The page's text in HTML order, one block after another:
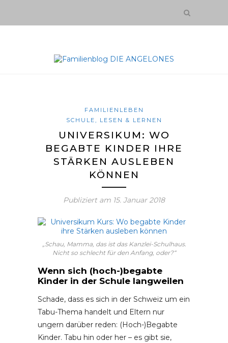
FAMILIENLEBEN
SCHULE, LESEN & LERNEN
UNIVERSIKUM: WO
BEGABTE KINDER IHRE
STÄRKEN AUSLEBEN
KÖNNEN
Publiziert am 15. Januar 2018
„Schau, Mamma, das ist das Kanzlei-Schulhaus.
Nicht so schlecht für den Anfang, oder?“
Wenn sich (hoch-)begabte
Kinder in der Schule langweilen
Schade, dass es sich in der Schweiz um ein
Tabu-Thema handelt und Eltern nur
ungern darüber reden: (Hoch-)Begabte
Kinder. Tabu hin oder her – es gibt sie,